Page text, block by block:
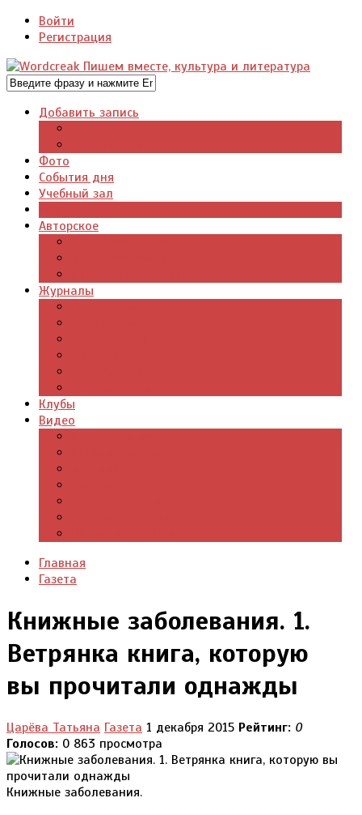
Войти
Регистрация
Добавить запись
Фото
События дня
Учебный зал
Авторское
Журналы
Клубы
Видео
Главная
Газета
Книжные заболевания. 1.
Ветрянка книга, которую
вы прочитали однажды
Царёва Татьяна Газета 1 декабря 2015 Рейтинг: 0
Голосов: 0 863 просмотра
Книжные заболевания.